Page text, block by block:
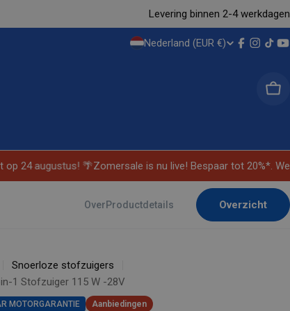
Levering binnen 2-4 werkdagen
L
/
R
E
Nederland (EUR €)
Facebook
op 24 augustus! 🌴Zomersale is nu live! Bespaar tot 20%*.
Over Productdetails Overzicht
Snoerloze stofzuigers
1 Stofzuiger 115 W -28V
MOTORGARANTIE Aanbiedingen